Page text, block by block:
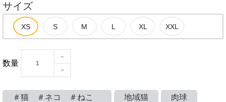
サイズ
数量
＃猫 ＃ネコ ＃ねこ 地域猫 肉球